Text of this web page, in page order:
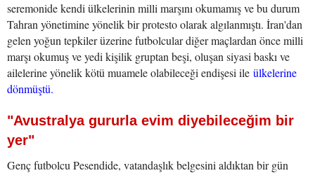
seremonide kendi ülkelerinin milli marşını okumamış ve bu durum
Tahran yönetimine yönelik bir protesto olarak algılanmıştı. İran'dan
gelen yoğun tepkiler üzerine futbolcular diğer maçlardan önce milli
marşı okumuş ve yedi kişilik gruptan beşi, oluşan siyasi baskı ve
ailelerine yönelik kötü muamele olabileceği endişesi ile ülkelerine
dönmüştü.
"Avustralya gururla evim diyebileceğim bir
yer"
Genç futbolcu Pesendide, vatandaşlık belgesini aldıktan bir gün